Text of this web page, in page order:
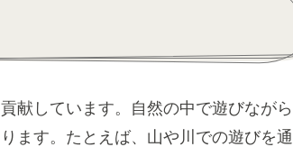
献しています。自然の中で遊びながら
ます。たとえば、山や川での遊びを通